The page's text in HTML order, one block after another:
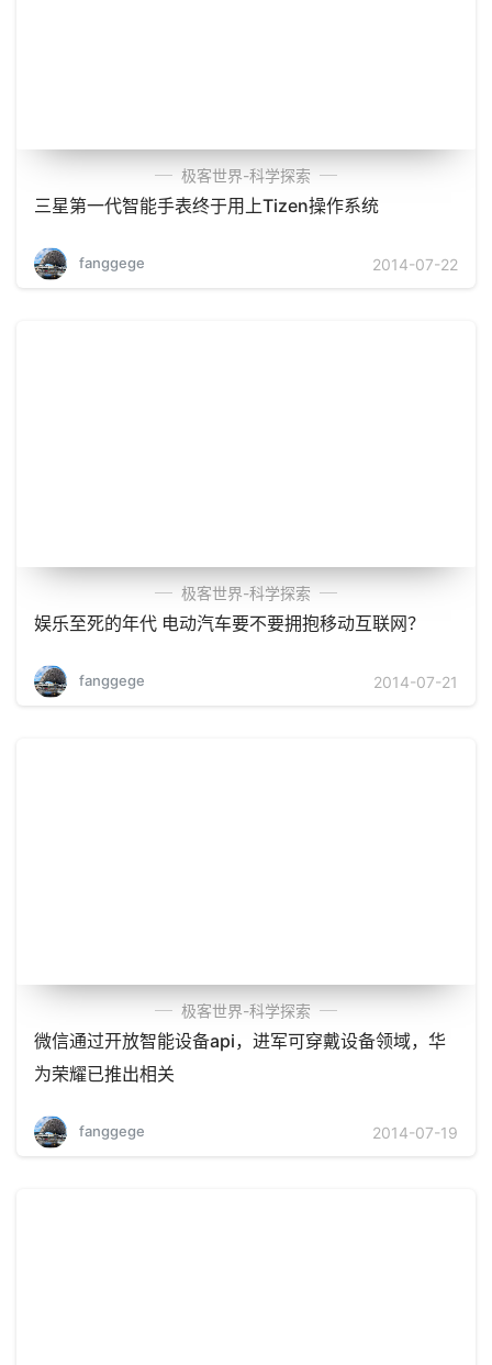
极客世界-科学探索
三星第一代智能手表终于用上Tizen操作系统
fanggege 2014-07-22
极客世界-科学探索
娱乐至死的年代 电动汽车要不要拥抱移动互联网？
fanggege 2014-07-21
极客世界-科学探索
微信通过开放智能设备api，进军可穿戴设备领域，华
为荣耀已推出相关
fanggege 2014-07-19